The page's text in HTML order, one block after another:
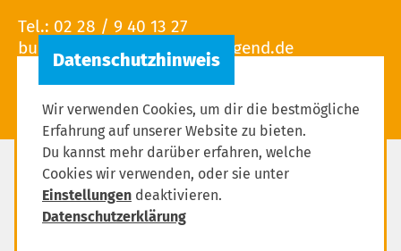
Tel.: 02 28 / 9 40 13 27
Impressum
Datenschutzerklärung
Wir verwenden Cookies, um dir die bestmögliche
Erfahrung auf unserer Website zu bieten.
Du kannst mehr darüber erfahren, welche
Cookies wir verwenden, oder sie unter
Einstellungen deaktivieren.
Datenschutzerklärung